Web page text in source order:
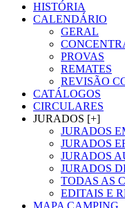
HISTÓRIA
CALENDÁRIO
GERAL
PROVAS
REMATES
REVISÃO
CATÁLOGOS
CIRCULARES
JURADOS [+]
JURADOS
JURADOS
JURADOS
JURADOS
TODAS AS
EDITAIS E